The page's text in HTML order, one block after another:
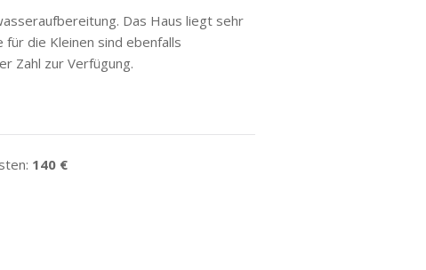
Das Haus liegt sehr
die Kleinen sind ebenfalls
Zahl zur Verfügung.
140 €